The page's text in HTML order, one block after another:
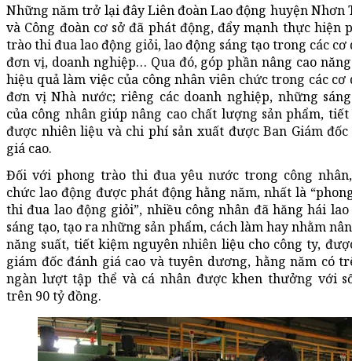
Những năm trở lại đây Liên đoàn Lao động huyện Nhơn
và Công đoàn cơ sở đã phát động, đẩy mạnh thực hiện
trào thi đua lao động giỏi, lao động sáng tạo trong các cơ
đơn vị, doanh nghiệp… Qua đó, góp phần nâng cao
hiệu quả làm việc của công nhân viên chức trong các cơ
đơn vị Nhà nước; riêng các doanh nghiệp, những
của công nhân giúp nâng cao chất lượng sản phẩm,
được nhiên liệu và chi phí sản xuất được Ban Giám đốc
giá cao.
Đối với phong trào thi đua yêu nước trong công
chức lao động được phát động hằng năm, nhất là
thi đua lao động giỏi”, nhiều công nhân đã hăng hái
sáng tạo, tạo ra những sản phẩm, cách làm hay nhằm
năng suất, tiết kiệm nguyên nhiên liệu cho công ty,
giám đốc đánh giá cao và tuyên dương, hằng năm có
ngàn lượt tập thể và cá nhân được khen thưởng với
trên 90 tỷ đồng.